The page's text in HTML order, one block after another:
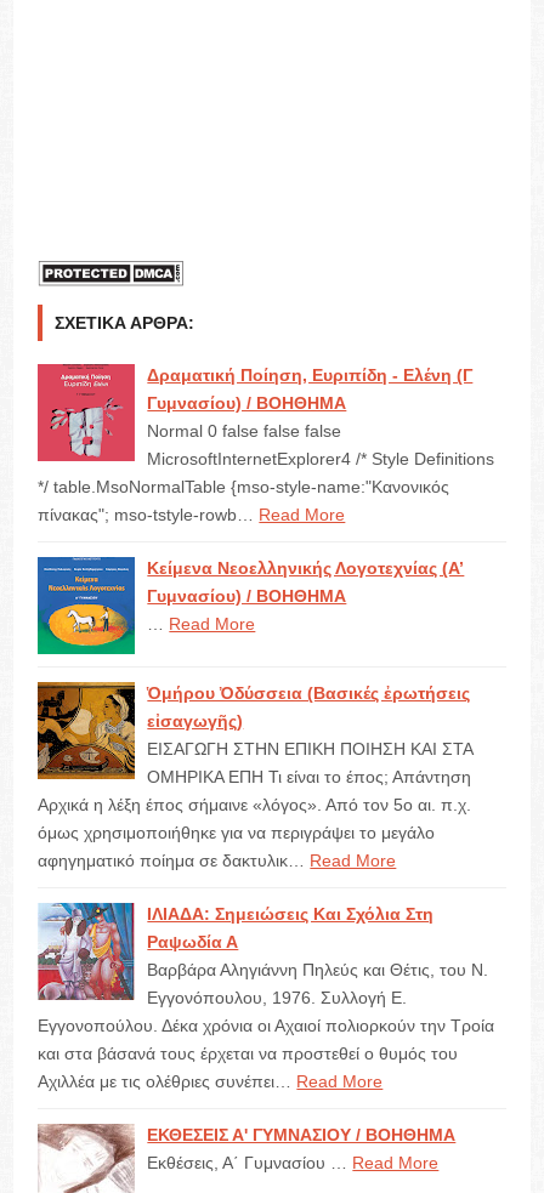
ΣΧΕΤΙΚΆ ΆΡΘΡΑ:
Δραματική Ποίηση, Ευριπίδη - Ελένη (Γ
Γυμνασίου) / ΒΟΗΘΗΜΑ
Normal 0 false false false
MicrosoftInternetExplorer4 /* Style Definitions
*/ table.MsoNormalTable {mso-style-name:"Κανονικός
πίνακας"; mso-tstyle-rowb… Read More
Κείμενα Νεοελληνικής Λογοτεχνίας (Α’
Γυμνασίου) / ΒΟΗΘΗΜΑ
… Read More
Ὁμήρου Ὀδύσσεια (Βασικές ἐρωτήσεις
εἰσαγωγῆς)
ΕΙΣΑΓΩΓΗ ΣΤΗΝ ΕΠΙΚΗ ΠΟΙΗΣΗ ΚΑΙ ΣΤΑ
ΟΜΗΡΙΚΑ ΕΠΗ Τι είναι το έπος; Απάντηση
Αρχικά η λέξη έπος σήμαινε «λόγος». Από τον 5ο αι. π.χ.
όμως χρησιμοποιήθηκε για να περιγράψει το μεγάλο
αφηγηματικό ποίημα σε δακτυλικ… Read More
ΙΛΙΑΔΑ: Σημειώσεις Και Σχόλια Στη
Ραψωδία Α
Βαρβάρα Αληγιάννη Πηλεύς και Θέτις, του Ν.
Εγγονόπουλου, 1976. Συλλογή Ε.
Εγγονοπούλου. Δέκα χρόνια οι Αχαιοί πολιορκούν την Τροία
και στα βάσανά τους έρχεται να προστεθεί ο θυμός του
Αχιλλέα με τις ολέθριες συνέπει… Read More
ΕΚΘΕΣΕΙΣ Α' ΓΥΜΝΑΣΙΟΥ / ΒΟΗΘΗΜΑ
Εκθέσεις, Α΄ Γυμνασίου … Read More